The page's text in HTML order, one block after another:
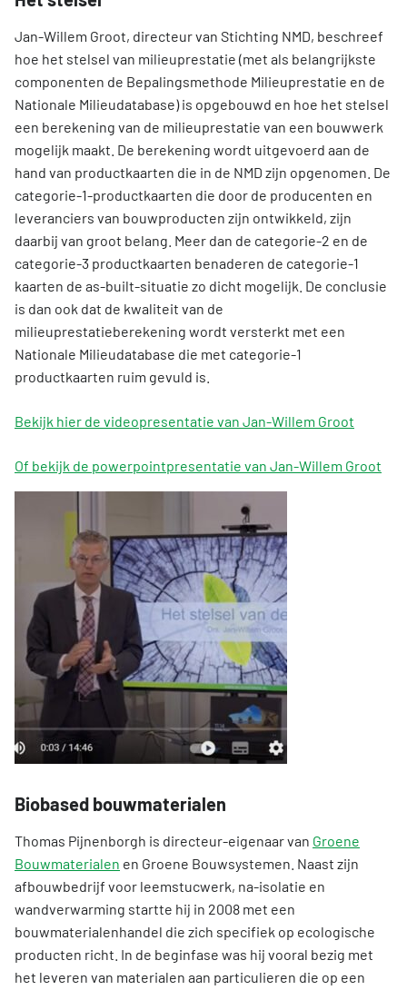
Jan-Willem Groot, directeur van Stichting NMD, beschreef
hoe het stelsel van milieuprestatie (met als belangrijkste
componenten de Bepalingsmethode Milieuprestatie en de
Nationale Milieudatabase) is opgebouwd en hoe het stelsel
een berekening van de milieuprestatie van een bouwwerk
mogelijk maakt. De berekening wordt uitgevoerd aan de
hand van productkaarten die in de NMD zijn opgenomen. De
categorie-1-productkaarten die door de producenten en
leveranciers van bouwproducten zijn ontwikkeld, zijn
daarbij van groot belang. Meer dan de categorie-2 en de
categorie-3 productkaarten benaderen de categorie-1
kaarten de as-built-situatie zo dicht mogelijk. De conclusie
is dan ook dat de kwaliteit van de
milieuprestatieberekening wordt versterkt met een
Nationale Milieudatabase die met categorie-1
productkaarten ruim gevuld is.
Bekijk hier de videopresentatie van Jan-Willem Groot
Of bekijk de powerpointpresentatie van Jan-Willem Groot
Biobased bouwmaterialen
Thomas Pijnenborgh is directeur-eigenaar van Groene
Bouwmaterialen en Groene Bouwsystemen. Naast zijn
afbouwbedrijf voor leemstucwerk, na-isolatie en
wandverwarming startte hij in 2008 met een
bouwmaterialenhandel die zich specifiek op ecologische
producten richt. In de beginfase was hij vooral bezig met
het leveren van materialen aan particulieren die op een